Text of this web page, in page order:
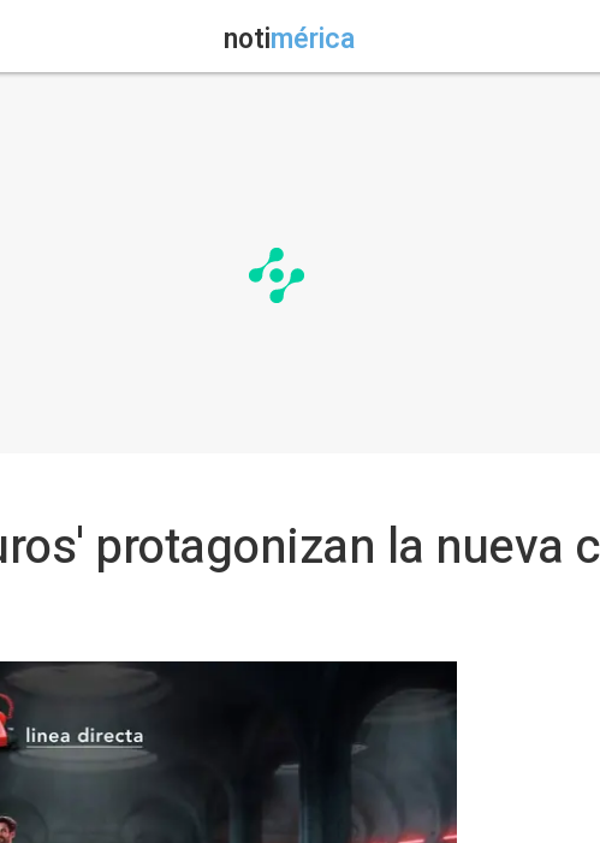
notimérica
protagonizan la nueva